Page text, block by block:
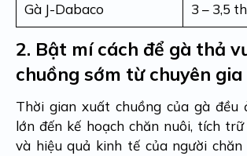
Gà J-Dabaco 3 – 3,5
2. Bật mí cách để gà thả
chuồng sớm từ chuyên gia
Thời gian xuất chuồng của gà đều
lớn đến kế hoạch chăn nuôi, tích
và hiệu quả kinh tế của người chăn